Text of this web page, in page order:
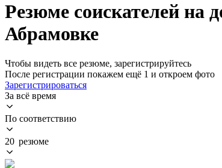
Резюме соискателей на
Абрамовке
Чтобы видеть все резюме, зарегистрируйтесь
После регистрации покажем ещё 1 и откроем фото
Зарегистрироваться
За всё время
По соответствию
20 резюме